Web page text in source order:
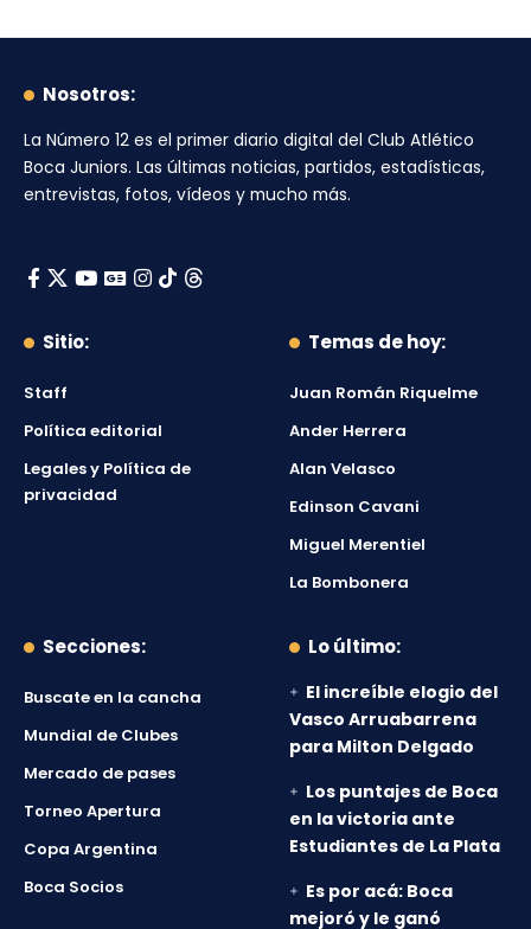
Nosotros:
La Número 12 es el primer diario digital del Club Atlético
Boca Juniors. Las últimas noticias, partidos, estadísticas,
entrevistas, fotos, vídeos y mucho más.
Sitio:
Staff
Política editorial
Legales y Política de
privacidad
Temas de hoy:
Juan Román Riquelme
Ander Herrera
Alan Velasco
Edinson Cavani
Miguel Merentiel
La Bombonera
Secciones:
Buscate en la cancha
Mundial de Clubes
Mercado de pases
Torneo Apertura
Copa Argentina
Boca Socios
Lo último:
El increíble elogio del
Vasco Arruabarrena
para Milton Delgado
Los puntajes de Boca
en la victoria ante
Estudiantes de La Plata
Es por acá: Boca
mejoró y le ganó